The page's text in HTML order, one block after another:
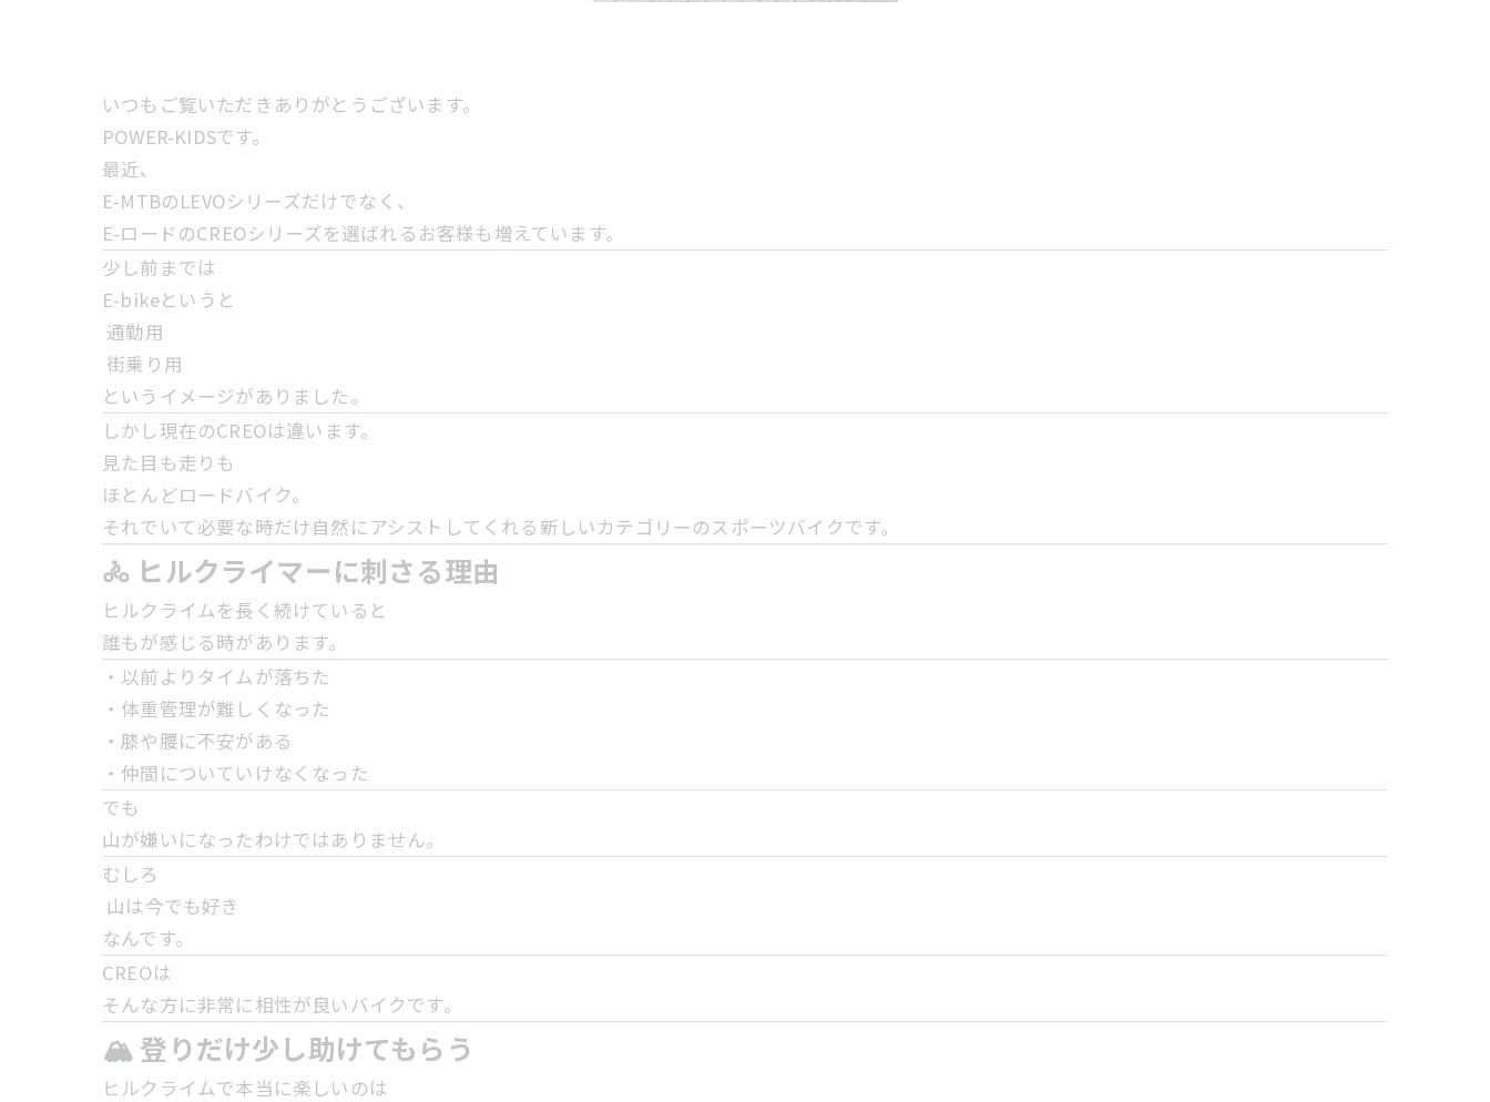
いつもご覧いただきありがとうございます。
POWER-KIDSです。
最近、
E-MTBのLEVOシリーズだけでなく、
E-ロードのCREOシリーズを選ばれるお客様も増えています。
少し前までは
E-bikeというと
通勤用
街乗り用
というイメージがありました。
しかし現在のCREOは違います。
見た目も走りも
ほとんどロードバイク。
それでいて必要な時だけ自然にアシストしてくれる新しいカテゴリーのスポーツバイクです。
🚴 ヒルクライマーに刺さる理由
ヒルクライムを長く続けていると
誰もが感じる時があります。
・以前よりタイムが落ちた
・体重管理が難しくなった
・膝や腰に不安がある
・仲間についていけなくなった
でも
山が嫌いになったわけではありません。
むしろ
山は今でも好き
なんです。
CREOは
そんな方に非常に相性が良いバイクです。
🏔 登りだけ少し助けてもらう
ヒルクライムで本当に楽しいのは